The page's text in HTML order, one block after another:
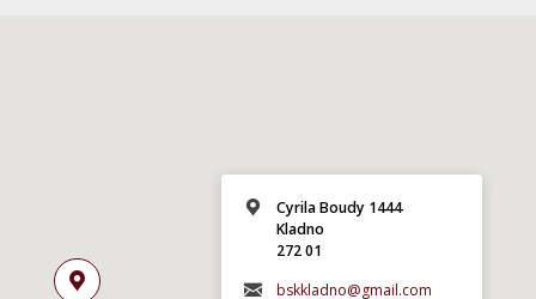
Cyrila Boudy 1444
Kladno
272 01
bskkladno@gmail.com